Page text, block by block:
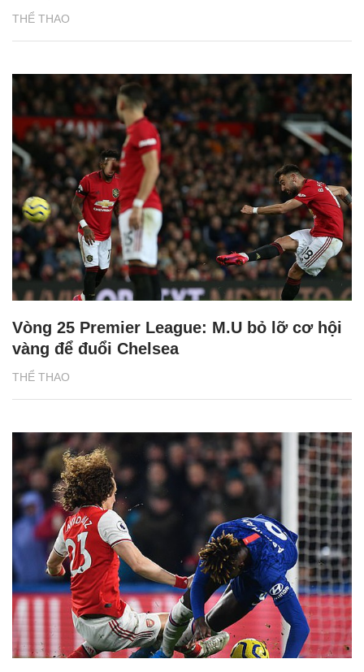
THỂ THAO
THỂ THAO
Vòng 25 Premier League: M.U bỏ lỡ cơ hội
vàng để đuổi Chelsea